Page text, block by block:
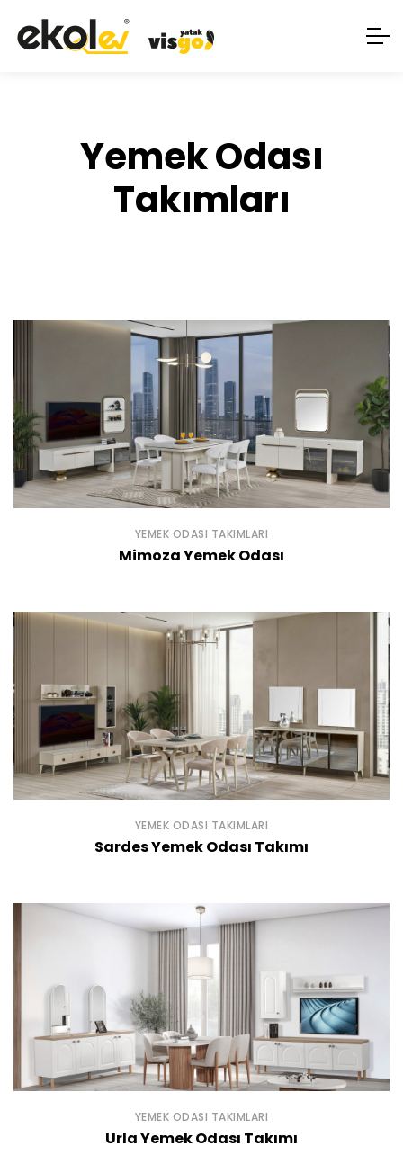
Yemek Odası
Takımları
YEMEK ODASI TAKIMLARI
Mimoza Yemek Odası
YEMEK ODASI TAKIMLARI
Sardes Yemek Odası Takımı
YEMEK ODASI TAKIMLARI
Urla Yemek Odası Takımı